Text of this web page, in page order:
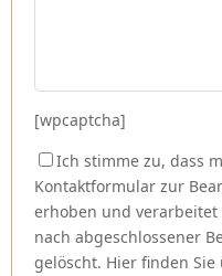
[wpcaptcha]
Ich stimme zu, dass
Kontaktformular zur
erhoben und verarbeitet
nach abgeschlossener
gelöscht. Hier finden Sie